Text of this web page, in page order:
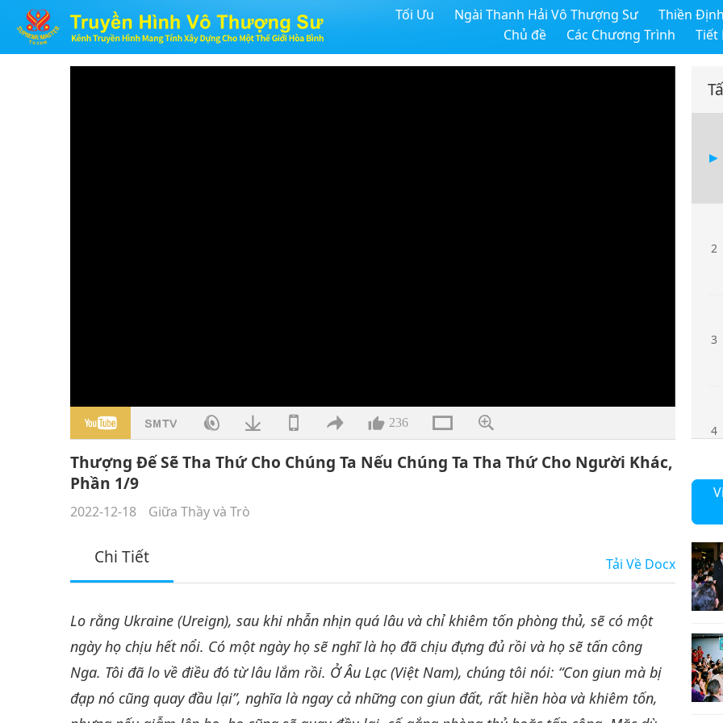
Tối Ưu Ngài Thanh Hải Vô Thượng Sư Thiền Định
Chủ đề
Các Chương Trình Tiết
236
Thượng Đế Sẽ Tha Thứ Cho Chúng Ta Nếu Chúng Ta Tha Thứ Cho Người Khác,
Phần 1/9
2022-12-18 Giữa Thầy và Trò
Chi Tiết Tải Về Docx
Lo rằng Ukraine (Ureign), sau khi nhẫn nhịn quá lâu và chỉ khiêm tốn phòng thủ, sẽ có một
ngày họ chịu hết nổi. Có một ngày họ sẽ nghĩ là họ đã chịu đựng đủ rồi và họ sẽ tấn công
Nga. Tôi đã lo về điều đó từ lâu lắm rồi. Ở Âu Lạc (Việt Nam), chúng tôi nói: “Con giun mà bị
đạp nó cũng quay đầu lại”, nghĩa là ngay cả những con giun đất, rất hiền hòa và khiêm tốn,
2
3
4
5
6
7